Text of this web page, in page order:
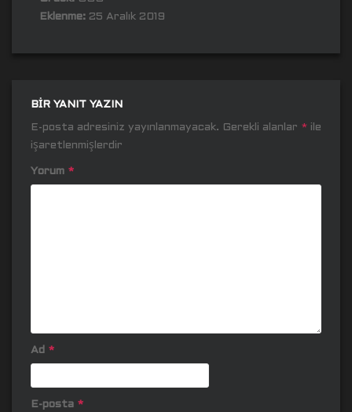
Eklenme: 25 Aralık 2019
BIR YANIT YAZIN
E-posta adresiniz yayınlanmayacak. Gerekli alanlar * ile
işaretlenmişlerdir
Yorum *
Ad *
E-posta *